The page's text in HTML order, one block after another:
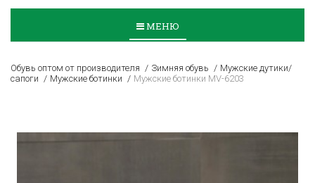
МЕНЮ
Обувь оптом от производителя Зимняя обувь
Мужские дутики/
сапоги
Мужские ботинки Мужские ботинки MV-6203